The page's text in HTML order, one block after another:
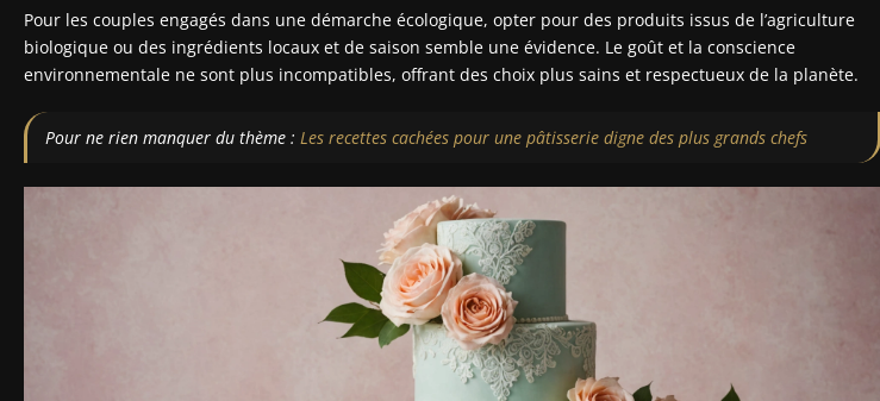
Pour les couples engagés dans une démarche écologique, opter pour des produits issus de l’agriculture
biologique ou des ingrédients locaux et de saison semble une évidence. Le goût et la conscience
environnementale ne sont plus incompatibles, offrant des choix plus sains et respectueux de la planète.
Pour ne rien manquer du thème : Les recettes cachées pour une pâtisserie digne des plus grands chefs